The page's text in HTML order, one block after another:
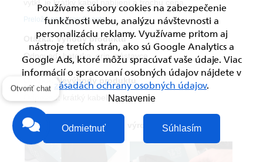
Používame súbory cookies na zabezpečenie
funkčnosti webu, analýzu návštevnosti a
personalizáciu reklamy. Využívame pritom aj
nástroje tretích strán, ako sú Google Analytics a
Google Ads, ktoré môžu spracúvať vaše údaje. Viac
informácií o spracovaní osobných údajov nájdete v
zásadách ochrany osobných údajov.
Nastavenie
Odmietnuť Súhlasím